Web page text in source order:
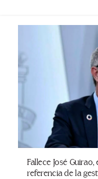
Fallece José
referencia de la